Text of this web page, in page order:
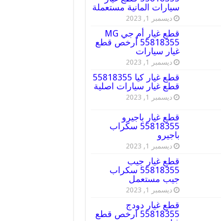
سيارات المانية مستعملة
ديسمبر 1, 2023
قطع غيار أم جي MG
55818355 أرخص قطع
غيار سيارات
ديسمبر 1, 2023
قطع غيار كيا 55818355
قطع غيار سيارات اصلية
ديسمبر 1, 2023
قطع غيار باجيرو
55818355 سكراب
باجيرو
ديسمبر 1, 2023
قطع غيار جيب
55818355 سكراب
جيب مستعمل
ديسمبر 1, 2023
قطع غيار دودج
55818355 ارخص قطع